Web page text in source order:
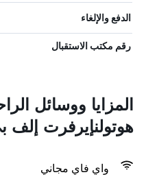
الدفع والإلغاء
رقم مكتب الاستقبال
المزايا ووسائل
هوتولنإيرفرت إلف
واي فاي مجاني